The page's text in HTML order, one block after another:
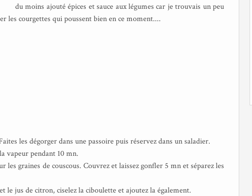
du moins ajouté épices et sauce aux légumes car je trouvais un peu
les courgettes qui poussent bien en ce moment....
les dégorger dans une passoire puis réservez dans un saladier.
vapeur pendant 10 mn.
les graines de couscous. Couvrez et laissez gonfler 5 mn et séparez les
le jus de citron, ciselez la ciboulette et ajoutez la également.